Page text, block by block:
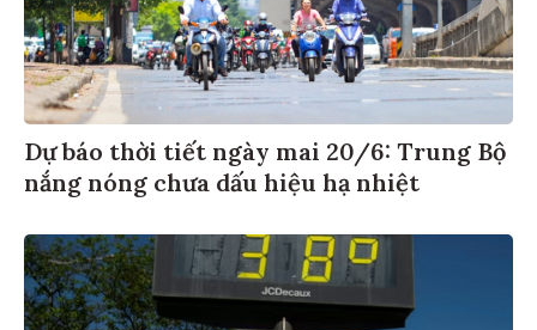
Dự báo thời tiết ngày mai 20/6: Trung Bộ
nắng nóng chưa dấu hiệu hạ nhiệt